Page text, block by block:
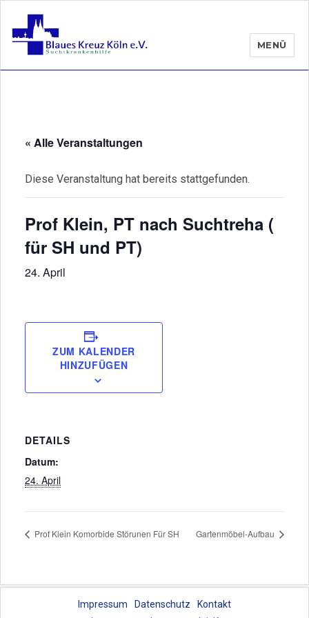
MENÜ
« Alle Veranstaltungen
Diese Veranstaltung hat bereits stattgefunden.
Prof Klein, PT nach Suchtreha (
für SH und PT)
24. April
ZUM KALENDER
HINZUFÜGEN
DETAILS
Datum:
24. April
Prof Klein Komorbide Störunen Für SH Gartenmöbel-Aufbau
Impressum Datenschutz Kontakt